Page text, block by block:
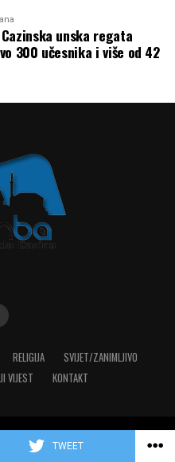
TWEET
unska regata
300 učesnika i više od 42
RELIGIJA
SVIJET/ZANIMLJIVO
VIJEST KONTAKT
MediaONE